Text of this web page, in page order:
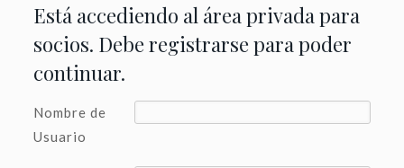
Está accediendo al área privada para
socios. Debe registrarse para poder
continuar.
Nombre de
Usuario